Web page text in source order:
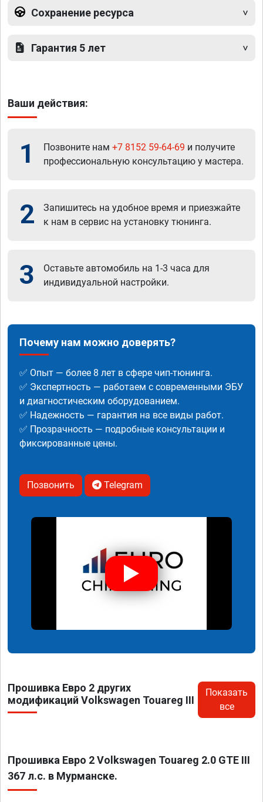
Сохранение ресурса
Гарантия 5 лет
Ваши действия:
1 Позвоните нам +7 8152 59-64-69 и получите
профессиональную консультацию у мастера.
2
Запишитесь на удобное время и приезжайте
к нам в сервис на установку тюнинга.
3
Оставьте автомобиль на 1-3 часа для
индивидуальной настройки.
Почему нам можно доверять?
✅ Опыт — более 8 лет в сфере чип-тюнинга.
✅ Экспертность — работаем с современными ЭБУ
и диагностическим оборудованием.
✅ Надежность — гарантия на все виды работ.
✅ Прозрачность — подробные консультации и
фиксированные цены.
Позвонить Telegram
Прошивка Евро 2 других
модификаций Volkswagen Touareg III
Показать
все
Прошивка Евро 2 Volkswagen Touareg 2.0 GTE III
367 л.с. в Мурманске.